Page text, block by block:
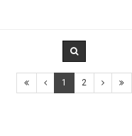
1 2